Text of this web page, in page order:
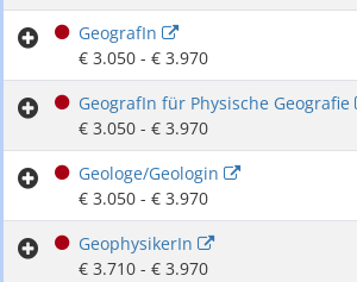
GeografIn
€ 3.050 - € 3.970
GeografIn für Physische Geografie
€ 3.050 - € 3.970
Geologe/Geologin
€ 3.050 - € 3.970
GeophysikerIn
€ 3.710 - € 3.970